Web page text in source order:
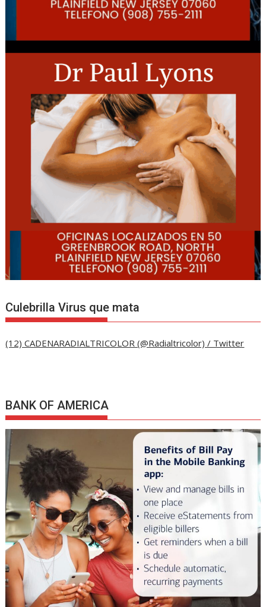
Culebrilla Virus que mata
(12) CADENARADIALTRICOLOR (@Radialtricolor) / Twitter
BANK OF AMERICA